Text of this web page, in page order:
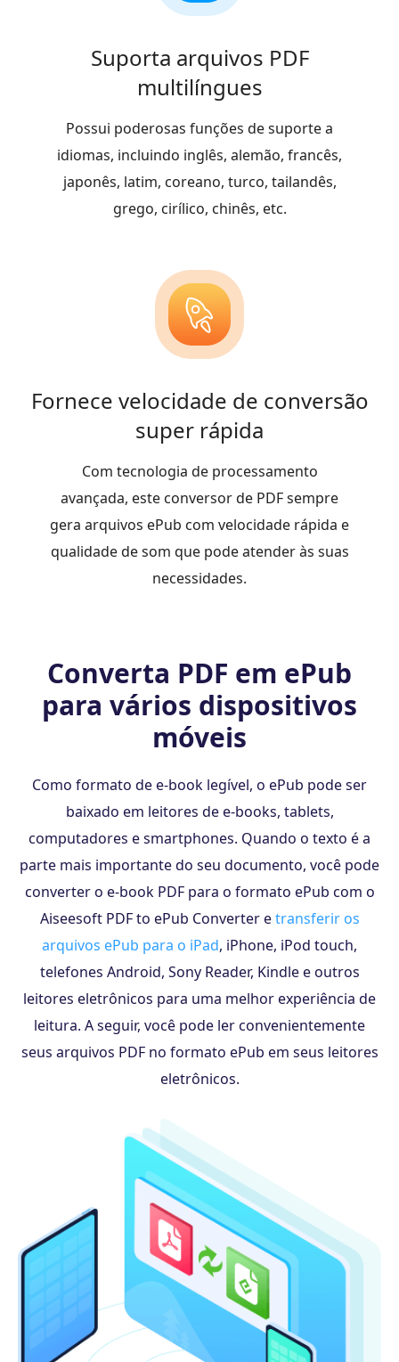
Suporta arquivos PDF
multilíngues
Possui poderosas funções de suporte a
idiomas, incluindo inglês, alemão, francês,
japonês, latim, coreano, turco, tailandês,
grego, cirílico, chinês, etc.
Fornece velocidade de conversão
super rápida
Com tecnologia de processamento
avançada, este conversor de PDF sempre
gera arquivos ePub com velocidade rápida e
qualidade de som que pode atender às suas
necessidades.
Converta PDF em ePub
para vários dispositivos
móveis
Como formato de e-book legível, o ePub pode ser
baixado em leitores de e-books, tablets,
computadores e smartphones. Quando o texto é a
parte mais importante do seu documento, você pode
converter o e-book PDF para o formato ePub com o
Aiseesoft PDF to ePub Converter etransferir os
arquivos ePub para o iPad, iPhone, iPod touch,
telefones Android, Sony Reader, Kindle e outros
leitores eletrônicos para uma melhor experiência de
leitura. A seguir, você pode ler convenientemente
seus arquivos PDF no formato ePub em seus leitores
eletrônicos.